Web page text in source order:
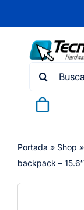
content
Search
Portada » Shop »
backpack –